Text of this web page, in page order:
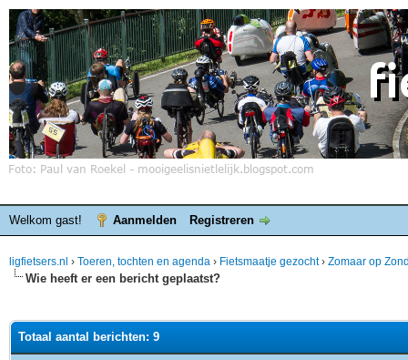
Welkom gast! Aanmelden Registreren
ligfietsers.nl › Toeren, tochten en agenda › Fietsmaatje gezocht› Zomaar op
Wie heeft er een bericht geplaatst?
Totaal aantal berichten: 9